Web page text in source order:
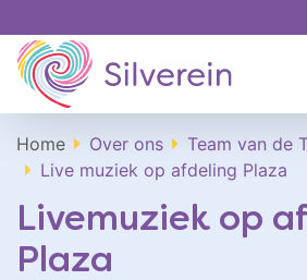
Home Over ons
Team van de
Live muziek op afdeling Plaza
Livemuziek op
Plaza